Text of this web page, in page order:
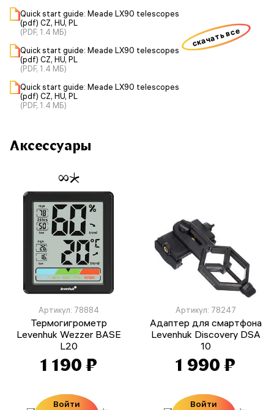
Quick start guide: Meade LX90 telescopes
(pdf) CZ, HU, PL
(PDF, 1.4 МБ)
Quick start guide: Meade LX90 telescopes
(pdf) CZ, HU, PL
(PDF, 1.4 МБ)
Quick start guide: Meade LX90 telescopes
(pdf) CZ, HU, PL
(PDF, 1.4 МБ)
скачать все
Аксессуары
Артикул: 78884
Термогигрометр
Levenhuk Wezzer BASE
L20
1 190 ₽
Войти
Артикул: 78247
Адаптер для смартфона
Levenhuk Discovery DSA
10
1 990 ₽
Войти